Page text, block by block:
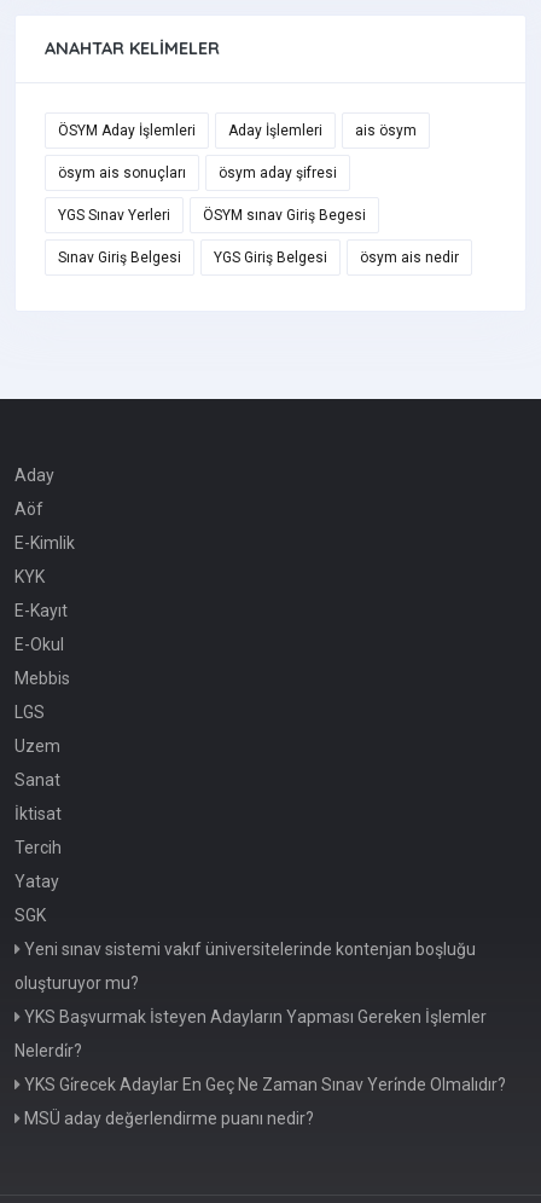
ANAHTAR KELIMELER
ÖSYM Aday İşlemleri Aday İşlemleri ais ösym
ösym ais sonuçları ösym aday şifresi
YGS Sınav Yerleri ÖSYM sınav Giriş Begesi
Sınav Giriş Belgesi YGS Giriş Belgesi ösym ais nedir
Aday
Aöf
E-Kimlik
KYK
E-Kayıt
E-Okul
Mebbis
LGS
Uzem
Sanat
İktisat
Tercih
Yatay
SGK
Yeni sınav sistemi vakıf üniversitelerinde kontenjan boşluğu
oluşturuyor mu?
YKS Başvurmak İsteyen Adayların Yapması Gereken İşlemler
Nelerdi̇r?
YKS Gi̇recek Adaylar En Geç Ne Zaman Sınav Yeri̇nde Olmalıdır?
MSÜ aday değerlendirme puanı nedir?